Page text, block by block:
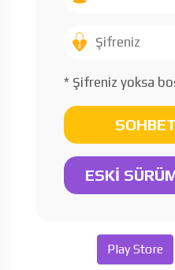
* Şifreniz yoksa
ESKİ
Play Store